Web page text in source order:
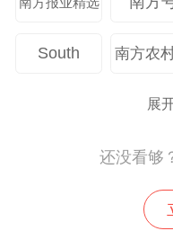
广东，这片改革
开放的胸怀和进
志于公共文化事
层的“文化能人”
South 南方农
展
还没看够